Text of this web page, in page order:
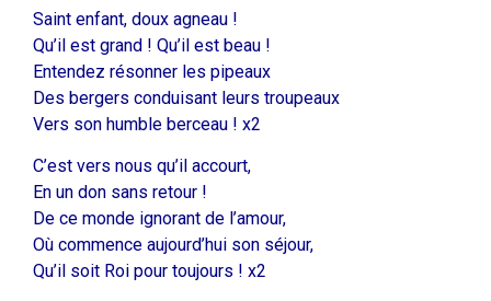
Saint enfant, doux agneau !
Qu’il est grand ! Qu’il est beau !
Entendez résonner les pipeaux
Des bergers conduisant leurs troupeaux
Vers son humble berceau ! x2
C’est vers nous qu’il accourt,
En un don sans retour !
De ce monde ignorant de l’amour,
Où commence aujourd’hui son séjour,
Qu’il soit Roi pour toujours ! x2